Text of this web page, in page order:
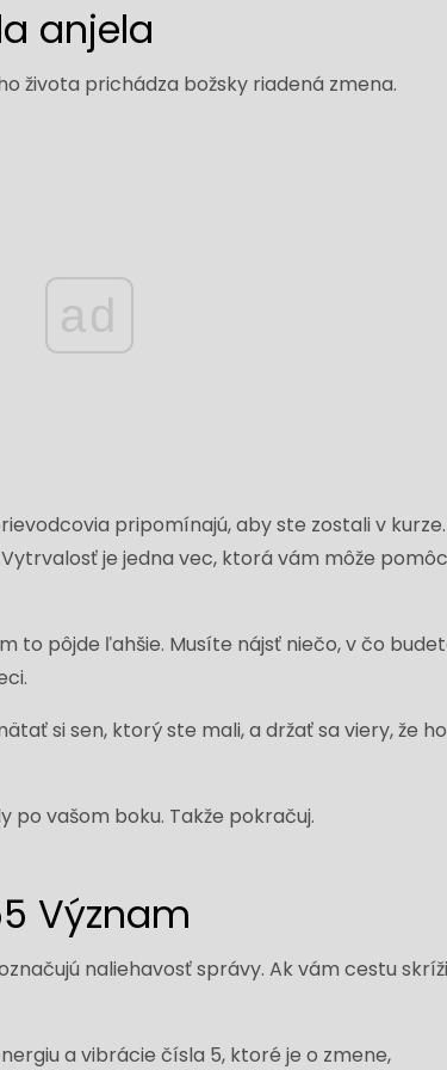
anjela
života prichádza božsky riadená zmena.
ad
pripomínajú, aby ste zostali v
je jedna vec, ktorá vám môže
to pôjde ľahšie. Musíte nájsť niečo, v čo
si sen, ktorý ste mali, a držať sa viery, že ho
po vašom boku. Takže pokračuj.
Význam
naliehavosť správy. Ak vám cestu
a vibrácie čísla 5, ktoré je o zmene,